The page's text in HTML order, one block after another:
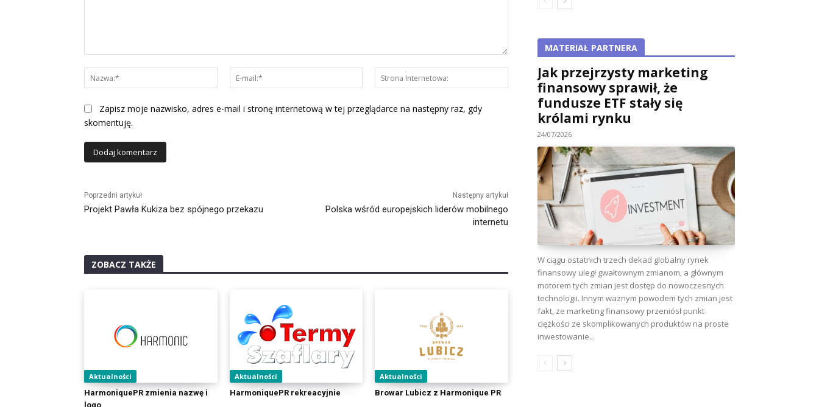
Nazwa:*
mail:*
Internetowa:
Zapisz moje nazwisko, adres e-mail i stronę internetową w tej przeglądarce na następny raz, gdy
skomentuję.
Poprzedni artykuł
Projekt Pawła Kukiza bez spójnego przekazu
Następny artykuł
Polska wśród europejskich liderów mobilnego
internetu
ZOBACZ TAKŻE
Aktualności
HarmoniquePR zmienia nazwę i
logo
Aktualności
HarmoniquePR rekreacyjnie
Aktualności
Browar Lubicz z Harmonique PR
MATERIAŁ PARTNERA
Jak przejrzysty marketing
finansowy sprawił, że
fundusze ETF stały się
królami rynku
24/07/2026
W ciągu ostatnich trzech dekad globalny rynek
finansowy uległ gwałtownym zmianom, a głównym
motorem tych zmian jest dostęp do nowoczesnych
technologii. Innym ważnym powodem tych zmian jest
fakt, że marketing finansowy przeniósł punkt
ciężkości ze skomplikowanych produktów na proste
inwestowanie...